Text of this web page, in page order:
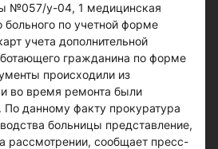
№057/у-04, 1 медицинская
больного по учетной форме
учета дополнительной
гражданина по форме
происходили из
во время ремонта были
По данному факту прокуратура
больницы представление,
рассмотрении, сообщает пресс-